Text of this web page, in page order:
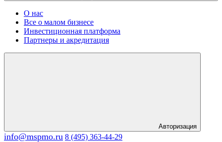
О нас
Все о малом бизнесе
Инвестиционная платформа
Партнеры и акредитация
Авторизация
info@mspmo.ru 8 (495) 363-44-29